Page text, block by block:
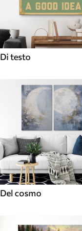
Di testo
Del cosmo